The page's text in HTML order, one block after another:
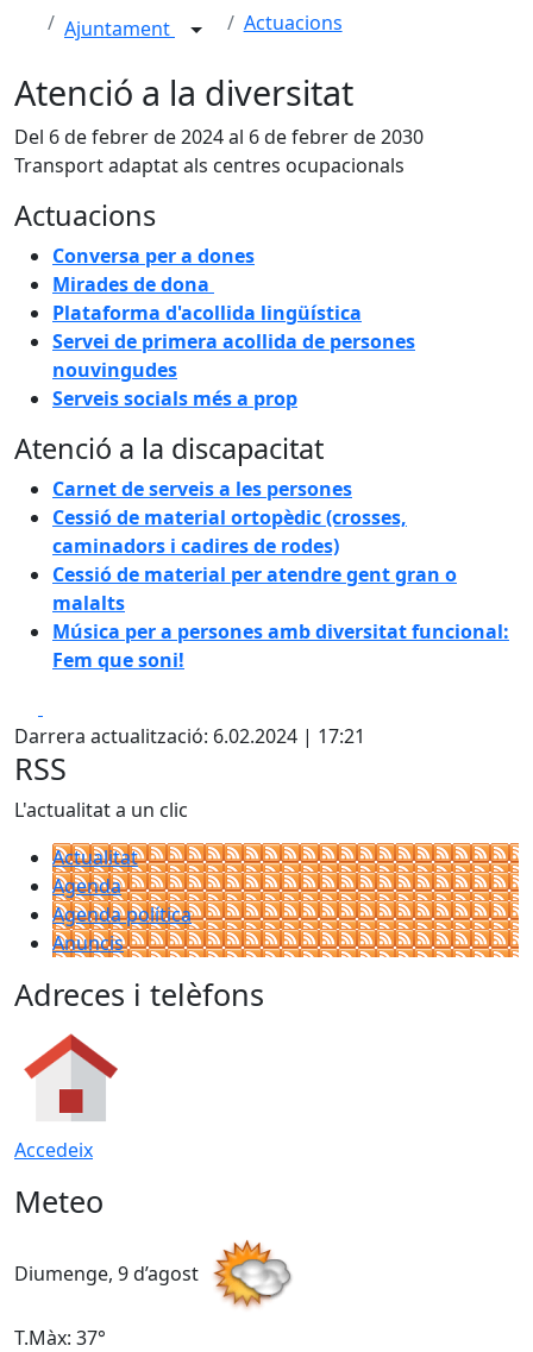
Ajuntament Actuacions
Atenció a la diversitat
Del 6 de febrer de 2024 al 6 de febrer de 2030
Transport adaptat als centres ocupacionals
Actuacions
Conversa per a dones
Mirades de dona
Plataforma d'acollida lingüística
Servei de primera acollida de persones
nouvingudes
Serveis socials més a prop
Atenció a la discapacitat
Carnet de serveis a les persones
Cessió de material ortopèdic (crosses,
caminadors i cadires de rodes)
Cessió de material per atendre gent gran o
malalts
Música per a persones amb diversitat funcional:
Fem que soni!
Darrera actualització: 6.02.2024 | 17:21
RSS
L'actualitat a un clic
Actualitat
Agenda
Agenda política
Anuncis
Adreces i telèfons
Accedeix
Meteo
Diumenge, 9 d’agost
T.Màx: 37°